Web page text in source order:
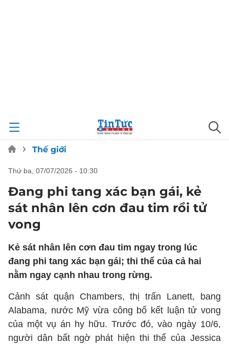
Thế giới
thứ ba, 07/07/2026 - 10:30
Đang phi tang xác bạn gái, kẻ
sát nhân lên cơn đau tim rồi tử
vong
Kẻ sát nhân lên cơn đau tim ngay trong lúc
đang phi tang xác bạn gái; thi thể của cả hai
nằm ngay cạnh nhau trong rừng.
Cảnh sát quận Chambers, thị trấn Lanett, bang
Alabama, nước Mỹ vừa công bố kết luận tử vong
của một vụ án hy hữu. Trước đó, vào ngày 10/6,
người dân bất ngờ phát hiện thi thể của Jessica